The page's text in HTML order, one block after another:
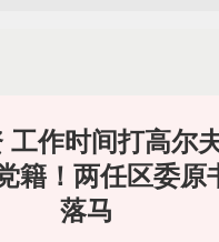
工作时间打高尔
籍！两任区委原
落马